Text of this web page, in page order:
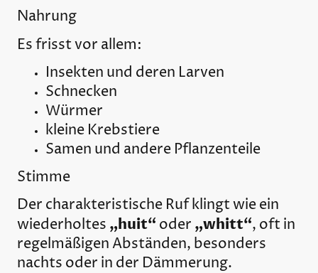
Nahrung
Es frisst vor allem:
Insekten und deren Larven
Schnecken
Würmer
kleine Krebstiere
Samen und andere Pflanzenteile
Stimme
Der charakteristische Ruf klingt wie ein
wiederholtes „huit“ oder „whitt“, oft in
regelmäßigen Abständen, besonders
nachts oder in der Dämmerung.